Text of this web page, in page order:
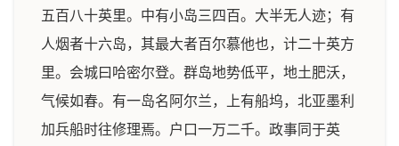
五百八十英里。中有小岛三四百。大半无人迹；有
人烟者十六岛，其最大者百尔慕他也，计二十英方
里。会城曰哈密尔登。群岛地势低平，地土肥沃，
气候如春。有一岛名阿尔兰，上有船坞，北亚墨利
加兵船时往修理焉。户口一万二千。政事同于英